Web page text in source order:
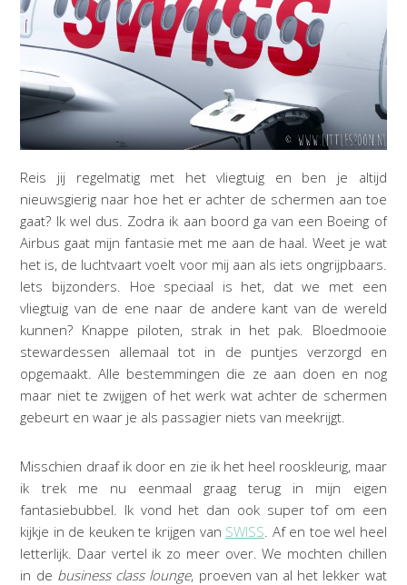
Reis jij regelmatig met het vliegtuig en ben je altijd
nieuwsgierig naar hoe het er achter de schermen aan toe
gaat? Ik wel dus. Zodra ik aan boord ga van een Boeing of
Airbus gaat mijn fantasie met me aan de haal. Weet je wat
het is, de luchtvaart voelt voor mij aan als iets ongrijpbaars.
Iets bijzonders. Hoe speciaal is het, dat we met een
vliegtuig van de ene naar de andere kant van de wereld
kunnen? Knappe piloten, strak in het pak. Bloedmooie
stewardessen allemaal tot in de puntjes verzorgd en
opgemaakt. Alle bestemmingen die ze aan doen en nog
maar niet te zwijgen of het werk wat achter de schermen
gebeurt en waar je als passagier niets van meekrijgt.
Misschien draaf ik door en zie ik het heel rooskleurig, maar
ik trek me nu eenmaal graag terug in mijn eigen
fantasiebubbel. Ik vond het dan ook super tof om een
kijkje in de keuken te krijgen van SWISS . Af en toe wel heel
letterlijk. Daar vertel ik zo meer over. We mochten chillen
in de business class lounge, proeven van al het lekker wat